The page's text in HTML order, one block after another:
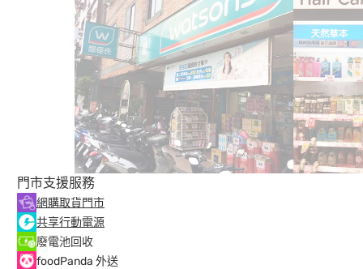
門市支援服務
網購取貨門市
共享行動電源
廢電池回收
foodPanda 外送